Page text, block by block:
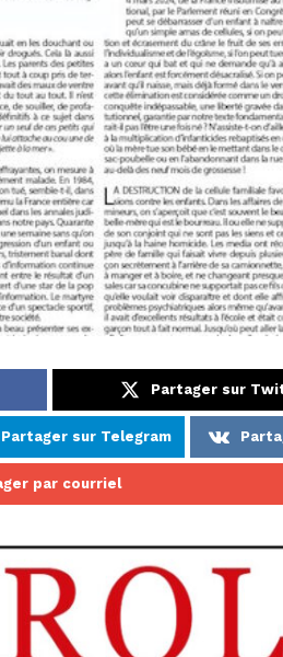
Partager sur
Partager sur Telegram
par courriel